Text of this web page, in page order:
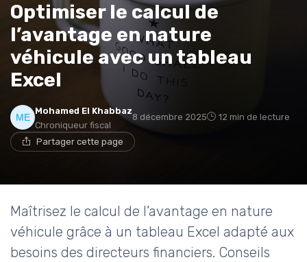
Optimiser le calcul de
l’avantage en nature
véhicule avec un tableau
Excel
Mohamed El Khabbaz
Chroniqueur fiscal
8 décembre 2025 12 min de lecture
Partager cette page
Maîtrisez le calcul de l’avantage en nature
véhicule grâce à un tableau Excel adapté aux
besoins des directeurs financiers. Conseils